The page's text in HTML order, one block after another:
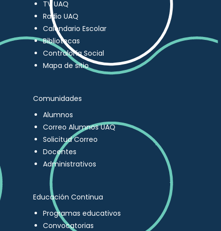
TV UAQ
Radio UAQ
Calendario Escolar
Bibliotecas
Contraloría Social
Mapa de sitio
Comunidades
Alumnos
Correo Alumnos UAQ
Solicitud Correo
Docentes
Administrativos
Educación Continua
Programas educativos
Convocatorias